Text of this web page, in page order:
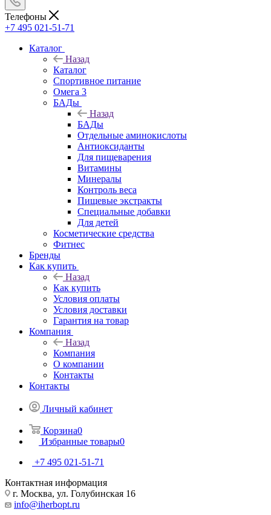
Телефоны
+7 495 021-51-71
Каталог
Назад
Каталог
Спортивное питание
Омега 3
БАДы
Назад
БАДы
Отдельные аминокислоты
Антиоксиданты
Для пищеварения
Витамины
Минералы
Контроль веса
Пищевые экстракты
Специальные добавки
Для детей
Косметические средства
Фитнес
Бренды
Как купить
Назад
Как купить
Условия оплаты
Условия доставки
Гарантия на товар
Компания
Назад
Компания
О компании
Контакты
Контакты
Личный кабинет
Корзина0
Избранные товары0
+7 495 021-51-71
Контактная информация
г. Москва, ул. Голубинская 16
info@iherbopt.ru